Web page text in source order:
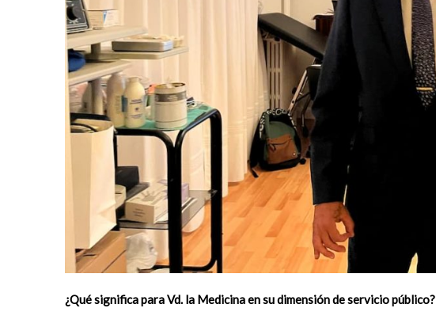
¿Qué significa para Vd. la Medicina en su dimensión de servicio público?